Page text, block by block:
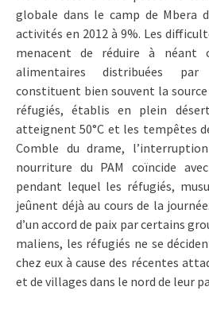
globale dans le camp de Mbera
activités en 2012 à 9%. Les
menacent de réduire à néant
alimentaires distribuées par
constituent bien souvent la source
réfugiés, établis en plein
atteignent 50°C et les tempêtes
Comble du drame,
nourriture du PAM coïncide
pendant lequel les réfugiés,
jeûnent déjà au cours de la
d’un accord de paix par certains
maliens, les réfugiés ne se
chez eux à cause des récentes
et de villages dans le nord de leur